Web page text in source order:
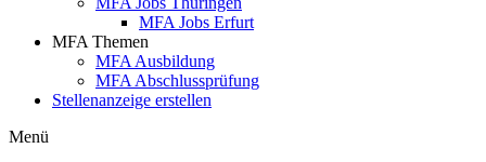
MFA Jobs Erfurt
MFA Themen
MFA Ausbildung
MFA Abschlussprüfung
Stellenanzeige erstellen
Menü